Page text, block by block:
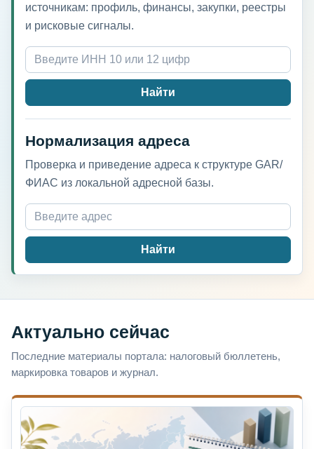
источникам: профиль, финансы, закупки, реестры
и рисковые сигналы.
Найти
Нормализация адреса
Проверка и приведение адреса к структуре GAR/
ФИАС из локальной адресной базы.
Найти
Актуально сейчас
Последние материалы портала: налоговый бюллетень,
маркировка товаров и журнал.